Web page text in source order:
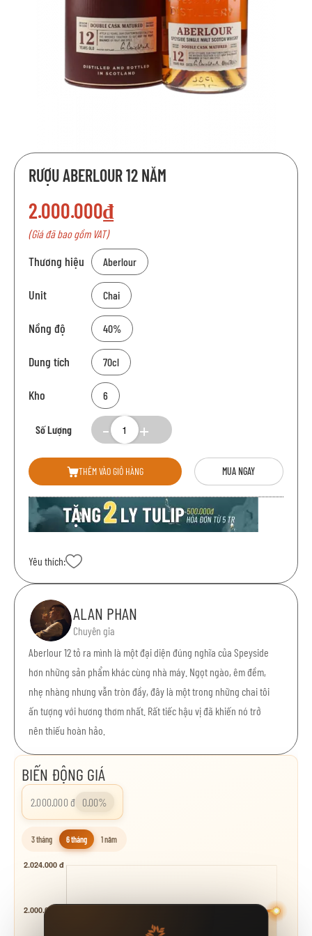
RƯỢU ABERLOUR 12 NĂM
2.000.000₫
(Giá đã bao gồm VAT)
Thương hiệu Aberlour
Unit Chai
Nồng độ 40%
Dung tích 70cl
Kho 6
Số Lượng
THÊM VÀO GIỎ HÀNG MUA NGAY
Yêu thích:
Chuyển
đến
ALAN PHAN
Chuyên gia
Aberlour 12 tỏ ra mình là một đại diện đúng nghĩa của Speyside
hơn những sản phẩm khác cùng nhà máy. Ngọt ngào, êm đềm,
nhẹ nhàng nhưng vẫn tròn đầy, đây là một trong những chai tôi
ấn tượng với hương thơm nhất. Rất tiếc hậu vị đã khiến nó trở
nên thiếu hoàn hảo.
BIẾN ĐỘNG GIÁ
2.000.000 đ 0.00%
3 tháng 6 tháng 1 năm